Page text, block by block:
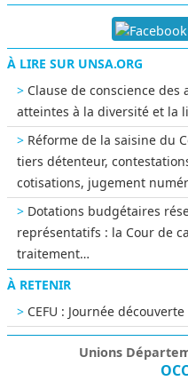
À LIRE SUR UNSA.ORG
Clause de conscience
atteintes à la diversité et la
Réforme de la saisine du
tiers détenteur,
cotisations, jugement
Dotations budgétaires
représentatifs : la Cour de
traitement…
À RETENIR
CEFU : Journée
Unions